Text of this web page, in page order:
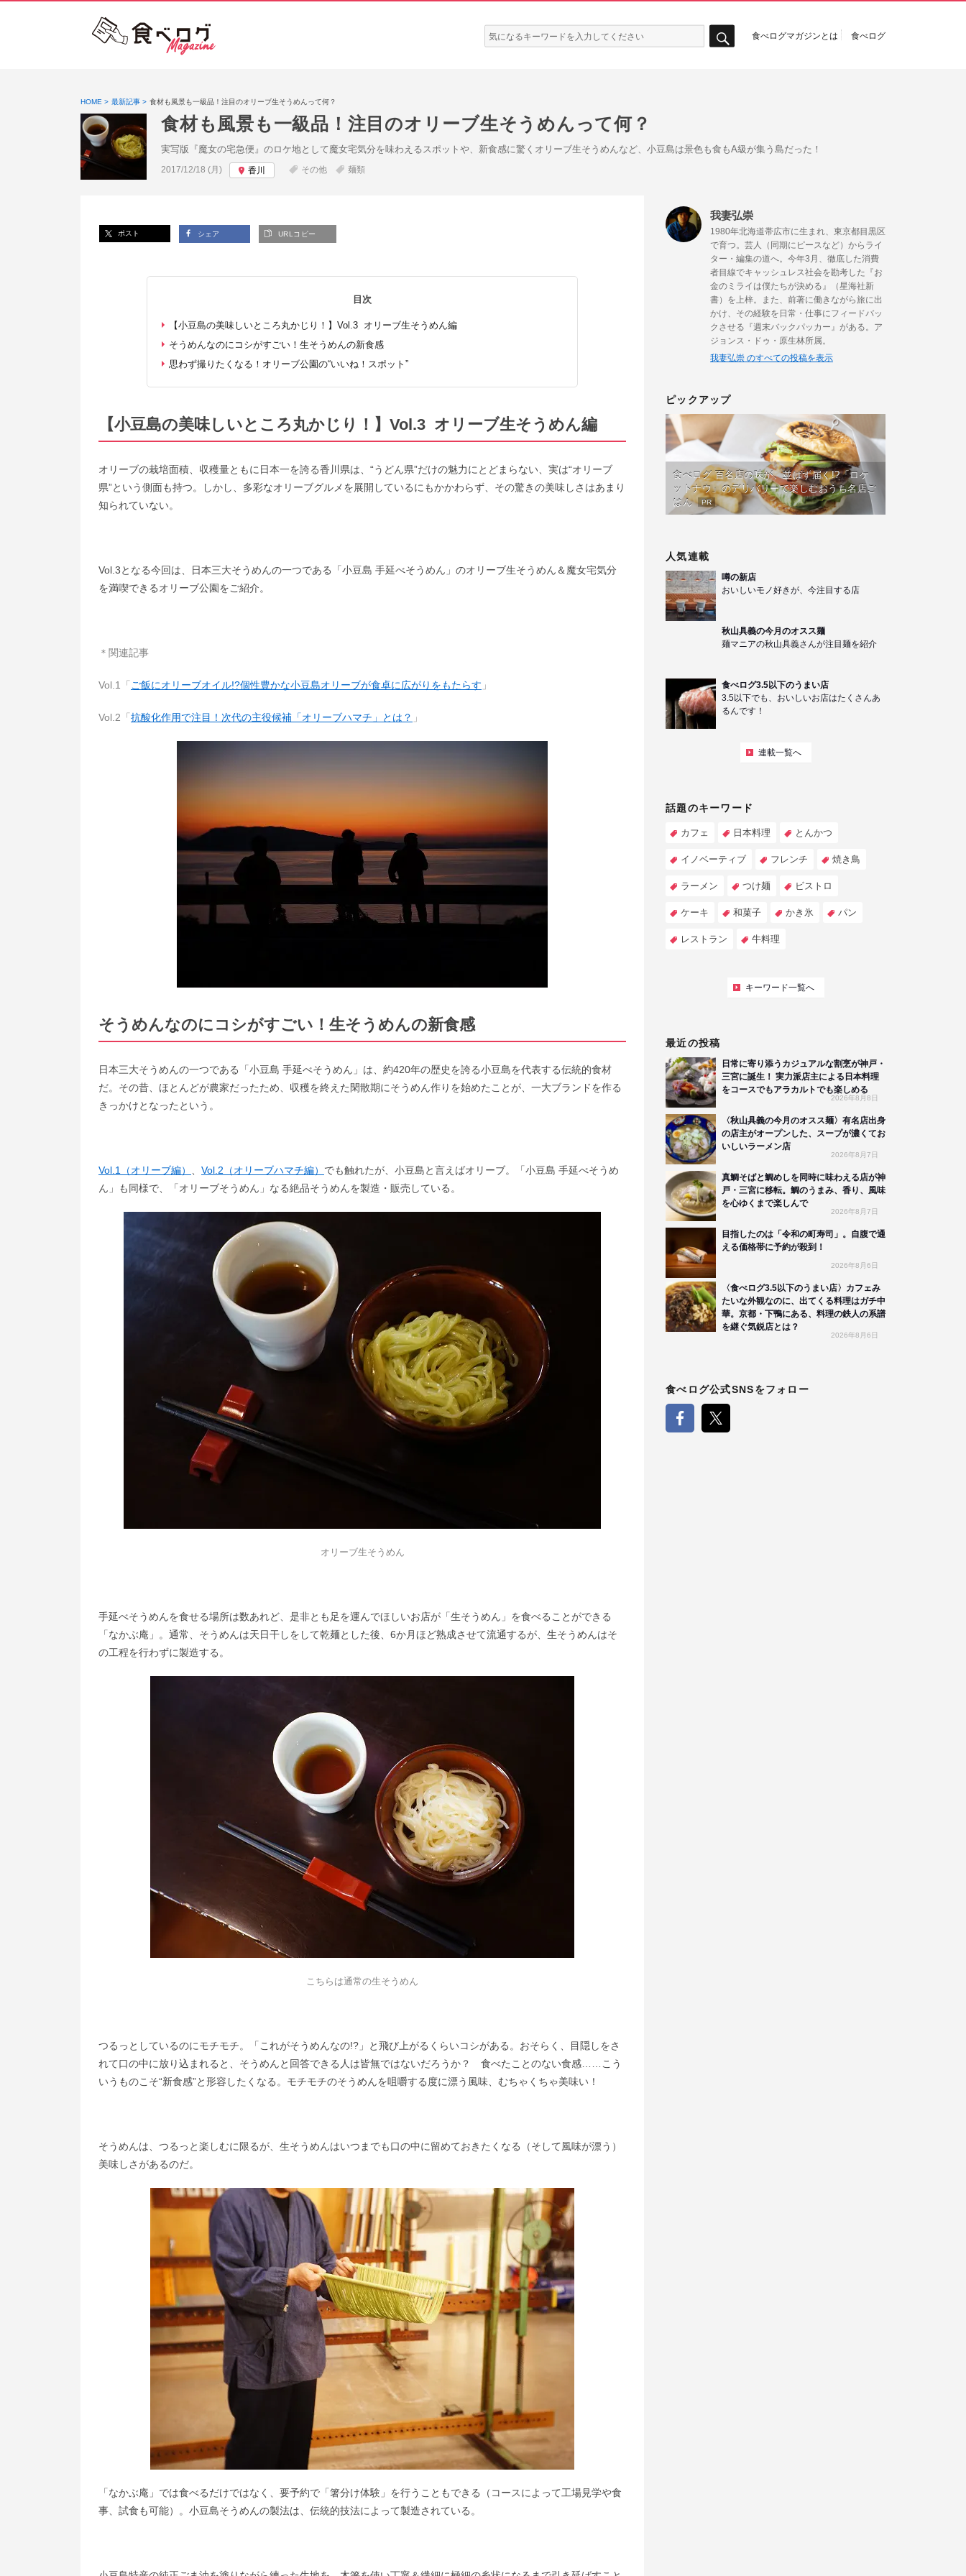
検
索:
食べログマガジンとは 食べログ
HOME 最新記事 食材も風景も一級品！注目のオリーブ生そうめんって何？
食材も風景も一級品！注目のオリーブ生そうめんって何？
実写版『魔女の宅急便』のロケ地として魔女宅気分を味わえるスポットや、新食感に驚くオリーブ生そうめんなど、小豆島は景色も食もA級が集う島だった！
投稿日:
2017/12/18 (月) 香川 その他 麺類
ポスト シェア URLコピー
目次
【小豆島の美味しいところ丸かじり！】Vol.3 オリーブ生そうめん編
そうめんなのにコシがすごい！生そうめんの新食感
思わず撮りたくなる！オリーブ公園の“いいね！スポット”
【小豆島の美味しいところ丸かじり！】 Vol.3 オリーブ生そうめん編
オリーブの栽培面積、収穫量ともに日本一を誇る香川県は、“うどん県”だけの魅力にとどまらない、実は“オリーブ
県”という側面も持つ。しかし、多彩なオリーブグルメを展開しているにもかかわらず、その驚きの美味しさはあまり
知られていない。
Vol.3となる今回は、日本三大そうめんの一つである「小豆島 手延べそうめん」のオリーブ生そうめん＆魔女宅気分
を満喫できるオリーブ公園をご紹介。
＊関連記事
Vol.1「 ご飯にオリーブオイル!?個性豊かな小豆島オリーブが食卓に広がりをもたらす 」
Vol.2「 抗酸化作用で注目！次代の主役候補「オリーブハマチ」とは？ 」
そうめんなのにコシがすごい！生そうめんの新食感
日本三大そうめんの一つである「小豆島 手延べそうめん」は、約420年の歴史を誇る小豆島を代表する伝統的食材
だ。その昔、ほとんどが農家だったため、収穫を終えた閑散期にそうめん作りを始めたことが、一大ブランドを作る
きっかけとなったという。
Vol.1（オリーブ編） 、 Vol.2（オリーブハマチ編） でも触れたが、小豆島と言えばオリーブ。「小豆島 手延べそうめ
ん」も同様で、「オリーブそうめん」なる絶品そうめんを製造・販売している。
オリーブ生そうめん
手延べそうめんを食せる場所は数あれど、是非とも足を運んでほしいお店が「生そうめん」を食べることができる
「なかぶ庵」。通常、そうめんは天日干しをして乾麺とした後、6か月ほど熟成させて流通するが、生そうめんはそ
の工程を行わずに製造する。
こちらは通常の生そうめん
つるっとしているのにモチモチ。「これがそうめんなの!?」と飛び上がるくらいコシがある。おそらく、目隠しをさ
れて口の中に放り込まれると、そうめんと回答できる人は皆無ではないだろうか？ 食べたことのない食感……こう
いうものこそ“新食感”と形容したくなる。モチモチのそうめんを咀嚼する度に漂う風味、むちゃくちゃ美味い！
そうめんは、つるっと楽しむに限るが、生そうめんはいつまでも口の中に留めておきたくなる（そして風味が漂う）
美味しさがあるのだ。
「なかぶ庵」では食べるだけではなく、要予約で「箸分け体験」を行うこともできる（コースによって工場見学や食
事、試食も可能）。小豆島そうめんの製法は、伝統的技法によって製造されている。
我妻弘崇
1980年北海道帯広市に生まれ、東京都目黒区
で育つ。芸人（同期にピースなど）からライ
ター・編集の道へ。今年3月、徹底した消費
者目線でキャッシュレス社会を勘考した『お
金のミライは僕たちが決める』（星海社新
書）を上梓。また、前著に働きながら旅に出
かけ、その経験を日常・仕事にフィードバッ
クさせる『週末バックパッカー』がある。ア
ジョンス・ドゥ・原生林所属。
我妻弘崇 のすべての投稿を表示
ピックアップ
食べログ 百名店の味が、並ばず届く!?「ロケ
ットナウ」のデリバリーで楽しむおうち名店ご
はん
PR
人気連載
噂の新店
おいしいモノ好きが、今注目する店
秋山具義の今月のオスス麺
麺マニアの秋山具義さんが注目麺を紹介
食べログ3.5以下のうまい店
3.5以下でも、おいしいお店はたくさんあ
るんです！
連載一覧へ
話題のキーワード
カフェ 日本料理 とんかつ
イノベーティブ フレンチ 焼き鳥
ラーメン つけ麺 ビストロ
ケーキ 和菓子 かき氷 パン
レストラン 牛料理
キーワード一覧へ
最近の投稿
日常に寄り添うカジュアルな割烹が神戸・
三宮に誕生！ 実力派店主による日本料理
をコースでもアラカルトでも楽しめる
2026年8月8日
〈秋山具義の今月のオスス麺〉有名店出身
の店主がオープンした、スープが濃くてお
いしいラーメン店
2026年8月7日
真鯛そばと鯛めしを同時に味わえる店が神
戸・三宮に移転。鯛のうまみ、香り、風味
を心ゆくまで楽しんで
2026年8月7日
目指したのは「令和の町寿司」。自腹で通
える価格帯に予約が殺到！
2026年8月6日
〈食べログ3.5以下のうまい店〉カフェみ
たいな外観なのに、出てくる料理はガチ中
華。京都・下鴨にある、料理の鉄人の系譜
を継ぐ気鋭店とは？
2026年8月6日
食べログ公式SNSをフォロー